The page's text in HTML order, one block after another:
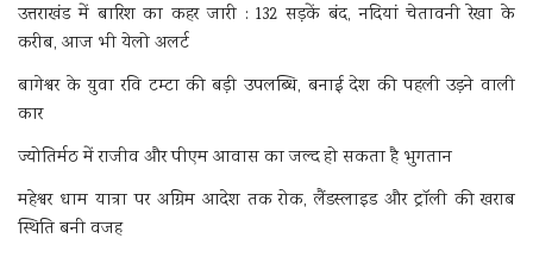
उत्तराखंड में बारिश का कहर जारी : 132 सड़कें बंद, नदियां चेतावनी रेखा के
करीब, आज भी येलो अलर्ट
बागेश्वर के युवा रवि टम्टा की बड़ी उपलब्धि, बनाई देश की पहली उड़ने वाली
कार
ज्योतिर्मठ में राजीव और पीएम आवास का जल्द हो सकता है भुगतान
मद्महेश्वर धाम यात्रा पर अग्रिम आदेश तक रोक, लैंडस्लाइड और ट्रॉली की खराब
स्थिति बनी वजह